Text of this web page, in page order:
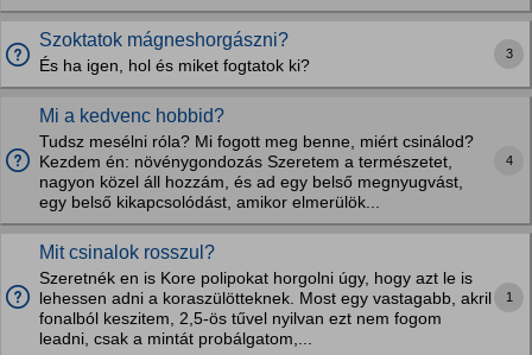
Szoktatok mágneshorgászni?
És ha igen, hol és miket fogtatok ki?
3
Mi a kedvenc hobbid?
Tudsz mesélni róla? Mi fogott meg benne, miért csinálod?
Kezdem én: növénygondozás Szeretem a természetet,
nagyon közel áll hozzám, és ad egy belső megnyugvást,
egy belső kikapcsolódást, amikor elmerülök...
4
Mit csinalok rosszul?
Szeretnék en is Kore polipokat horgolni úgy, hogy azt le is
lehessen adni a koraszülötteknek. Most egy vastagabb, akril
fonalból keszitem, 2,5-ös tűvel nyilvan ezt nem fogom
leadni, csak a mintát probálgatom,...
1